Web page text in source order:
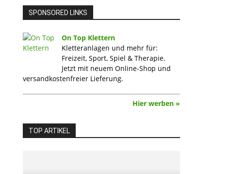
SPONSORED LINKS
On Top Klettern
Kletteranlagen und mehr für:
Freizeit, Sport, Spiel & Therapie.
Jetzt mit neuem Online-Shop und
versandkostenfreier Lieferung.
Hier werben »
TOP ARTIKEL